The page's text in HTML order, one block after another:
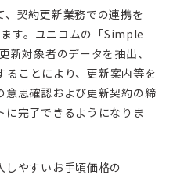
契約更新業務での連携を
す。ユニコムの「Simple
新対象者のデータを抽出、
ることにより、更新案内等を
意思確認および更新契約の締
完了できるようになりま
しやすいお手頃価格の